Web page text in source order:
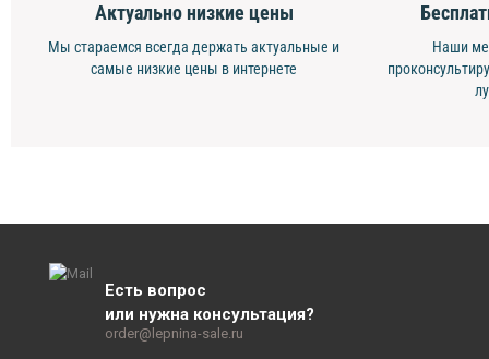
Актуально низкие цены
Мы стараемся всегда держать актуальные и
самые низкие цены в интернете
Наши
Есть вопрос
или нужна консультация?
order@lepnina-sale.ru